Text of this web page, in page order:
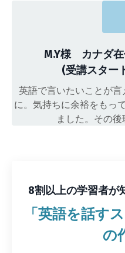
M.Y様 カナダ
(受講スター
英語で言いたいことが
に。気持ちに余裕をもっ
ました。その後
8割以上の学習者が
「英語を話す
の